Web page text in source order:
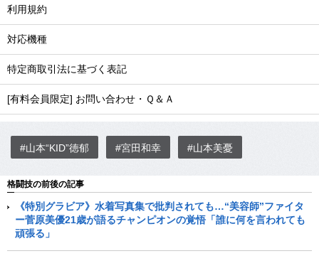
利用規約
対応機種
特定商取引法に基づく表記
[有料会員限定] お問い合わせ・Ｑ＆Ａ
#山本“KID”徳郁 #宮田和幸 #山本美憂
格闘技の前後の記事
《特別グラビア》水着写真集で批判されても…“美容師”ファイタ
ー菅原美優21歳が語るチャンピオンの覚悟「誰に何を言われても
頑張る」